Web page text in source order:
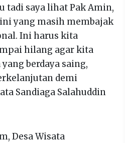
tadi saya lihat Pak Amin,
yang masih membajak
Ini harus kita
hilang agar kita
berdaya saing,
demi
Sandiaga Salahuddin
Desa Wisata